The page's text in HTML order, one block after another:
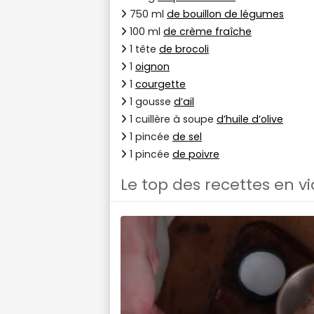
750 ml de bouillon de légumes
100 ml de crème fraîche
1 tête de brocoli
1 oignon
1 courgette
1 gousse d’ail
1 cuillère à soupe d’huile d’olive
1 pincée de sel
1 pincée de poivre
Le top des recettes en